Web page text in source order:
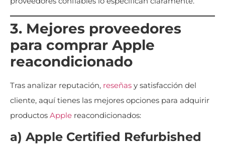
3. Mejores proveedores
para comprar Apple
reacondicionado
Tras analizar reputación, reseñas y satisfacción del
cliente, aquí tienes las mejores opciones para adquirir
productos Apple reacondicionados:
a) Apple Certified Refurbished